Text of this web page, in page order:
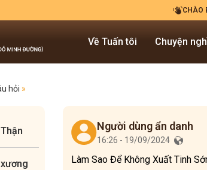
CHÀO
Về Tuấn tôi Chuyện
hỏi »
Người dùng ẩn danh
16:26 - 19/09/2024
Làm Sao Để Không Xuất Tinh